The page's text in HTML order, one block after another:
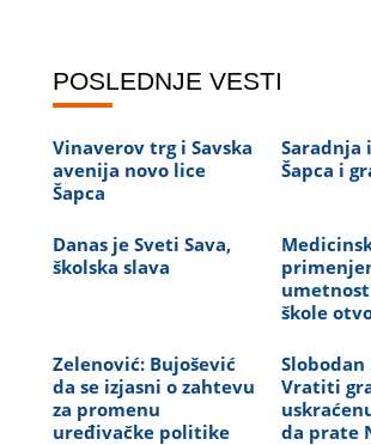
POSLEDNJE VESTI
Vinaverov trg i Savska
avenija novo lice
Šapca
Saradnja
Šapca i
Danas je Sveti Sava,
školska slava
škole
Zelenović: Bujošević
da se izjasni o zahtevu
za promenu
uređivačke politike
Vratiti
da prate